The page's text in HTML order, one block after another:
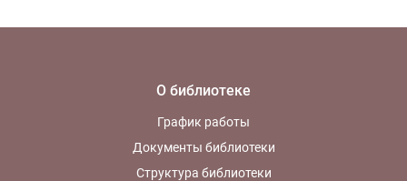
О библиотеке
График работы
Документы библиотеки
Структура библиотеки